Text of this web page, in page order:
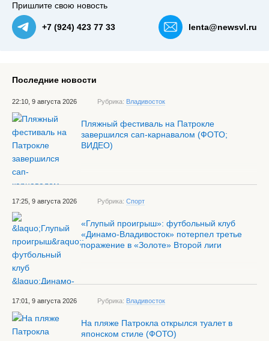
Пришлите свою новость
+7 (924) 423 77 33 lenta@newsvl.ru
Последние новости
22:10, 9 августа 2026 Рубрика: Владивосток
Пляжный фестиваль на Патрокле
завершился сап-карнавалом (ФОТО;
ВИДЕО)
17:25, 9 августа 2026 Рубрика: Спорт
«Глупый проигрыш»: футбольный клуб
«Динамо-Владивосток» потерпел третье
поражение в «Золоте» Второй лиги
17:01, 9 августа 2026 Рубрика: Владивосток
На пляже Патрокла открылся туалет в
японском стиле (ФОТО)